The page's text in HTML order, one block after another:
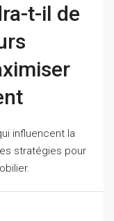
t-il de
influencent la
stratégies pour